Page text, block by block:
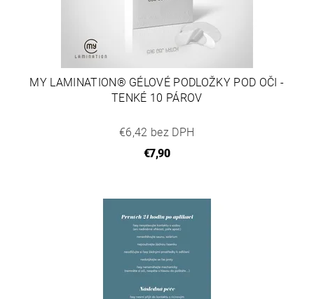
MY LAMINATION® GÉLOVÉ PODLOŽKY POD OČI -
TENKÉ 10 PÁROV
€6,42 bez DPH
€7,90